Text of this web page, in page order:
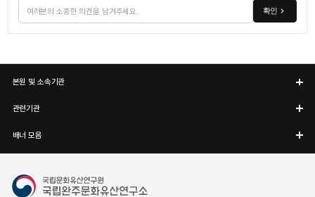
확인
본원 및 소속기관
관련기관
배너 모음
국립완주문화유산연구소